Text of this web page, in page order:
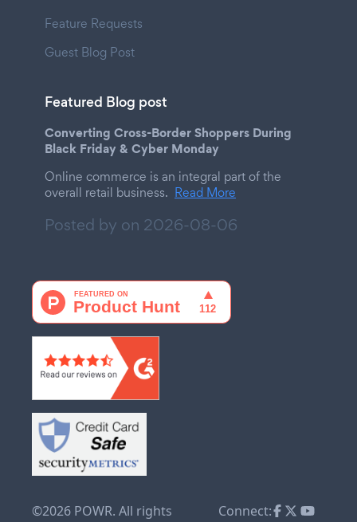
Feature Requests
Guest Blog Post
Featured Blog post
Converting Cross-Border Shoppers During
Black Friday & Cyber Monday
Online commerce is an integral part of the
overall retail business. Read More
Posted by on 2026-08-06
©2026 POWR. All rights
Connect: